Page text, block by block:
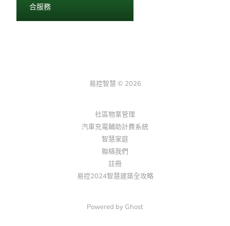
合服務
易控智慧 © 2026
社區物業管理
汽車充電輔助計費系統
智慧家庭
聯絡我們
註冊
易控2024智慧建築全攻略
Powered by Ghost